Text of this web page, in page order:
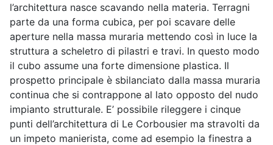
l’architettura nasce scavando nella materia. Terragni
parte da una forma cubica, per poi scavare delle
aperture nella massa muraria mettendo così in luce la
struttura a scheletro di pilastri e travi. In questo modo
il cubo assume una forte dimensione plastica. Il
prospetto principale è sbilanciato dalla massa muraria
continua che si contrappone al lato opposto del nudo
impianto strutturale. E’ possibile rileggere i cinque
punti dell’architettura di Le Corbousier ma stravolti da
un impeto manierista, come ad esempio la finestra a